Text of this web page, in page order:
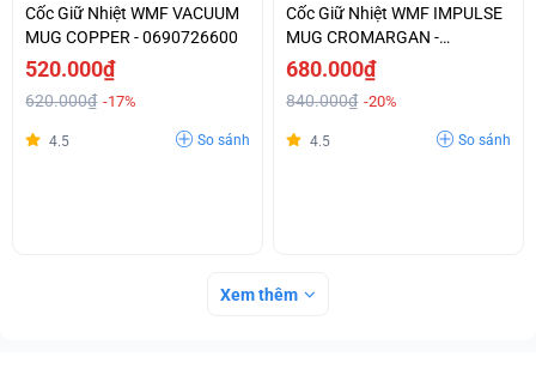
Cốc Giữ Nhiệt WMF VACUUM
MUG COPPER - 0690726600
520.000₫
620.000₫ -17%
4.5 So sánh
Cốc Giữ Nhiệt WMF IMPULSE
MUG CROMARGAN -
0690926040
680.000₫
840.000₫ -20%
4.5 So sánh
Xem thêm